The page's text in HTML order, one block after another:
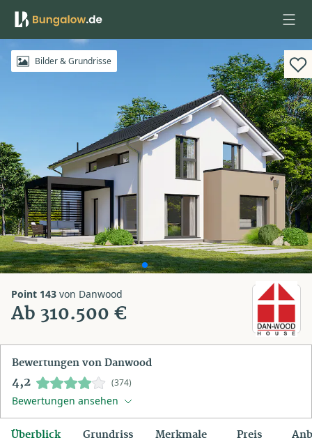
Anmelden
Bilder & Grundrisse
Point 143 von Danwood
Ab 310.500 €
Bewertungen von Danwood
4,2 (374)
Bewertungen ansehen
Überblick Grundriss Merkmale Preis